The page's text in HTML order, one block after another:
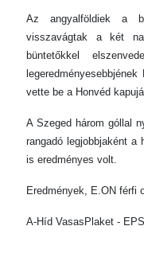
Az angyalföldiek a
visszavágtak a két
büntetőkkel
vette be a Honvéd
A Szeged három góllal
rangadó legjobbjaként
is eredményes volt.
Eredmények, E.ON férfi
A-Híd VasasPlaket -